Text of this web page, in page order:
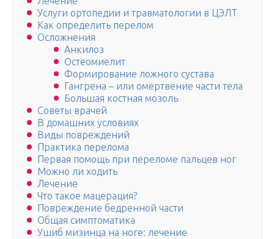
Услуги ортопедии и травматологии в ЦЭЛТ
Как определить перелом
Осложнения
Анкилоз
Остеомиелит
Формирование ложного сустава
Гангрена – или омертвение части тела
Большая костная мозоль
Советы врачей
В домашних условиях
Виды повреждений
Практика перелома
Первая помощь при переломе пальцев ног
Можно ли ходить
Лечение
Что такое мацерация?
Повреждение бедренной части
Общая симптоматика
Ушиб мизинца на ноге: лечение